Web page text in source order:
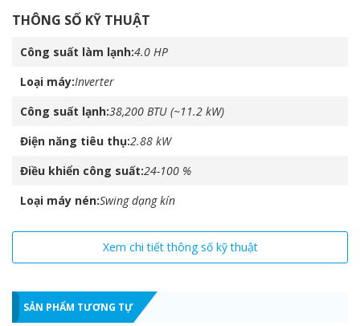
Tiết kiệm năng lượng
Bộ trao đổi nhiệt lớn và máy nén Swing mới, có hiệu suất cao
trên dòngVRV IV S. Giúp giảm tiêu thụ điện năng và mang lại
năng lượng hơn so với dòng VRV III S.
THÔNG SỐ KỸ THUẬT
Công suất làm lạnh 4.0 HP
Loại máy Inverter
Công suất lạnh 38,200 BTU (~11.2 kW)
Điện năng tiêu thụ 2.88 kW
Điều khiển công suất 24-100 %
Loại máy nén Swing dạng kín
Xem chi tiết thông số kỹ thuật
SẢN PHẨM TƯƠNG TỰ